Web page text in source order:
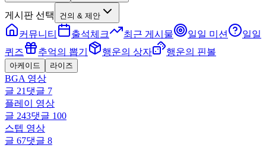
게시판 선택 건의 & 제안
커뮤니티 출석체크 최근 게시물 일일 미션
일일
퀴즈
추억의 뽑기 행운의 상자 행운의 핀볼
아케이드 라이즈
BGA 영상
글 21 댓글 7
플레이 영상
글 243댓글 100
스텝 영상
글 67댓글 8